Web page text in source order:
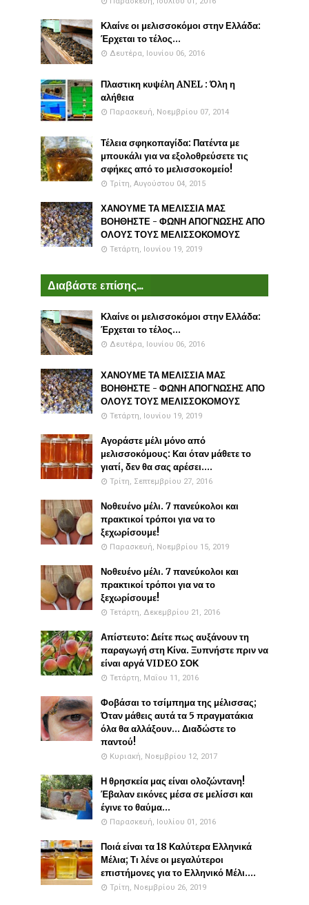
Κλαίνε οι μελισσοκόμοι στην Ελλάδα:
Έρχεται το τέλος...
Δευτέρα, Ιουνίου 06, 2016
Πλαστικη κυψέλη ANEL : Όλη η
αλήθεια
Παρασκευή, Νοεμβρίου 07, 2014
Τέλεια σφηκοπαγίδα: Πατέντα με
μπουκάλι για να εξολοθρεύσετε τις
σφήκες από το μελισσοκομείο!
Τρίτη, Αυγούστου 04, 2015
ΧΑΝΟΥΜΕ ΤΑ ΜΕΛΙΣΣΙΑ ΜΑΣ
ΒΟΗΘΗΣΤΕ - ΦΩΝΗ ΑΠΟΓΝΩΣΗΣ ΑΠΟ
ΟΛΟΥΣ ΤΟΥΣ ΜΕΛΙΣΣΟΚΟΜΟΥΣ
Τετάρτη, Ιουνίου 19, 2019
Διαβάστε επίσης...
Κλαίνε οι μελισσοκόμοι στην Ελλάδα:
Έρχεται το τέλος...
Δευτέρα, Ιουνίου 06, 2016
ΧΑΝΟΥΜΕ ΤΑ ΜΕΛΙΣΣΙΑ ΜΑΣ
ΒΟΗΘΗΣΤΕ - ΦΩΝΗ ΑΠΟΓΝΩΣΗΣ ΑΠΟ
ΟΛΟΥΣ ΤΟΥΣ ΜΕΛΙΣΣΟΚΟΜΟΥΣ
Τετάρτη, Ιουνίου 19, 2019
Αγοράστε μέλι μόνο από
μελισσοκόμους: Και όταν μάθετε το
γιατί, δεν θα σας αρέσει....
Τρίτη, Σεπτεμβρίου 27, 2016
Νοθευένο μέλι. 7 πανεύκολοι και
πρακτικοί τρόποι για να το
ξεχωρίσουμε!
Παρασκευή, Νοεμβρίου 15, 2019
Νοθευένο μέλι. 7 πανεύκολοι και
πρακτικοί τρόποι για να το
ξεχωρίσουμε!
Τετάρτη, Δεκεμβρίου 21, 2016
Απίστευτο: Δείτε πως αυξάνουν τη
παραγωγή στη Κίνα. Ξυπνήστε πριν να
είναι αργά VIDEO ΣΟΚ
Τετάρτη, Μαΐου 11, 2016
Φοβάσαι το τσίμπημα της μέλισσας;
Όταν μάθεις αυτά τα 5 πραγματάκια
όλα θα αλλάξουν... Διαδώστε το
παντού!
Κυριακή, Νοεμβρίου 12, 2017
Η θρησκεία μας είναι ολοζώντανη!
Έβαλαν εικόνες μέσα σε μελίσσι και
έγινε το θαύμα...
Παρασκευή, Ιουλίου 01, 2016
Ποιά είναι τα 18 Καλύτερα Ελληνικά
Μέλια; Τι λένε οι μεγαλύτεροι
επιστήμονες για το Ελληνικό Μέλι....
Τρίτη, Νοεμβρίου 26, 2019